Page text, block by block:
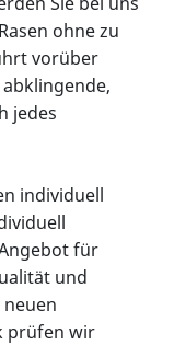
ohne zu
vorüber
jedes
individuell
für
und
prüfen wir